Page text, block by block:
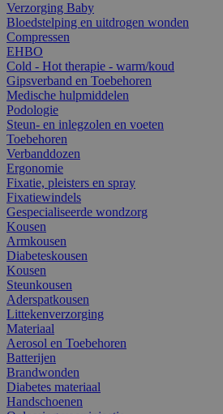
Verzorging Baby
Bloedstelping en uitdrogen wonden
Compressen
EHBO
Cold - Hot therapie - warm/koud
Gipsverband en Toebehoren
Medische hulpmiddelen
Podologie
Steun- en inlegzolen en voeten
Toebehoren
Verbanddozen
Ergonomie
Fixatie, pleisters en spray
Fixatiewindels
Gespecialiseerde wondzorg
Kousen
Armkousen
Diabeteskousen
Kousen
Steunkousen
Aderspatkousen
Littekenverzorging
Materiaal
Aerosol en Toebehoren
Batterijen
Brandwonden
Diabetes materiaal
Handschoenen